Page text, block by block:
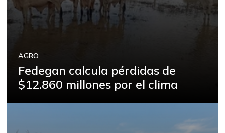
AGRO
Fedegan calcula pérdidas de
$12.860 millones por el clima